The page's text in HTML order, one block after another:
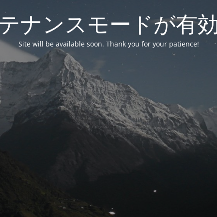
ナンスモードが有
Site will be available soon. Thank you for your patience!